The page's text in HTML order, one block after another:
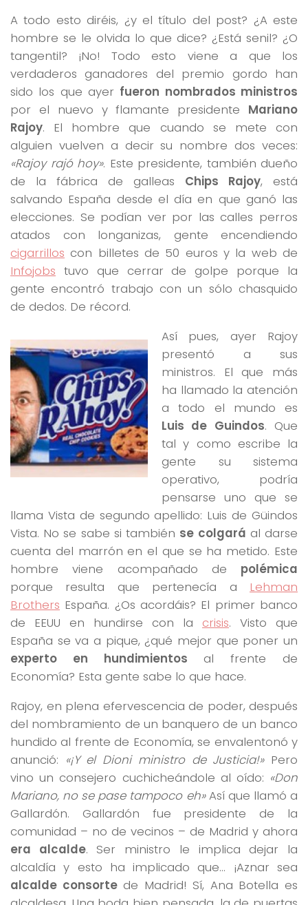
A todo esto diréis, ¿y el título del post? ¿A este
hombre se le olvida lo que dice? ¿Está senil? ¿O
tangentil? ¡No! Todo esto viene a que los
verdaderos ganadores del premio gordo han
sido los que ayer fueron nombrados ministros
por el nuevo y flamante presidente Mariano
Rajoy. El hombre que cuando se mete con
alguien vuelven a decir su nombre dos veces:
«Rajoy rajó hoy». Este presidente, también dueño
de la fábrica de galleas Chips Rajoy, está
salvando España desde el día en que ganó las
elecciones. Se podían ver por las calles perros
atados con longanizas, gente encendiendo
cigarrillos con billetes de 50 euros y la web de
Infojobs tuvo que cerrar de golpe porque la
gente encontró trabajo con un sólo chasquido
de dedos. De récord.
Así pues, ayer Rajoy
presentó a sus
ministros. El que más
ha llamado la atención
a todo el mundo es
Luis de Guindos. Que
tal y como escribe la
gente su sistema
operativo, podría
pensarse uno que se
llama Vista de segundo apellido: Luis de Güindos
Vista. No se sabe si también se colgará al darse
cuenta del marrón en el que se ha metido. Este
hombre viene acompañado de polémica
porque resulta que pertenecía a Lehman
Brothers España. ¿Os acordáis? El primer banco
de EEUU en hundirse con la crisis. Visto que
España se va a pique, ¿qué mejor que poner un
experto en hundimientos al frente de
Economía? Esta gente sabe lo que hace.
Rajoy, en plena efervescencia de poder, después
del nombramiento de un banquero de un banco
hundido al frente de Economía, se envalentonó y
anunció: «¡Y el Dioni ministro de Justicia!»Pero
vino un consejero cuchicheándole al oído: «Don
Mariano, no se pase tampoco eh»Así que llamó a
Gallardón. Gallardón fue presidente de la
comunidad – no de vecinos – de Madrid y ahora
era alcalde. Ser ministro le implica dejar la
alcaldía y esto ha implicado que… ¡Aznar sea
alcalde consortede Madrid! Sí, Ana Botella es